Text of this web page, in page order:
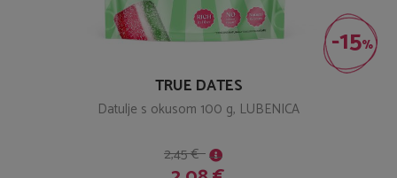
-15%
TRUE DATES
Datulje s okusom 100 g, LUBENICA
2,45 €